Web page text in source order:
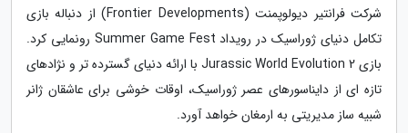
شرکت فرانتیر دیولوپمنت (Frontier Developments) از دنباله بازی
تکامل دنیای ژوراسیک در رویداد Summer Game Fest رونمایی کرد.
بازی Jurassic World Evolution 2 با ارائه دنیای گسترده تر و نژادهای
تازه ای از دایناسورهای عصر ژوراسیک، اوقات خوشی برای عاشقان ژانر
شبیه ساز مدیریتی به ارمغان خواهد آورد.